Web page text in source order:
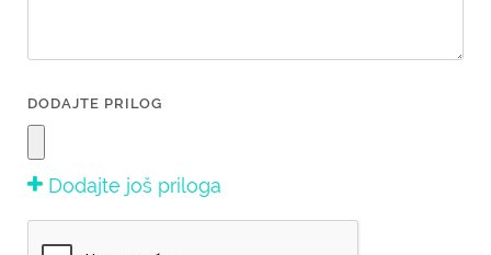
DODAJTE PRILOG
Dodajte još priloga